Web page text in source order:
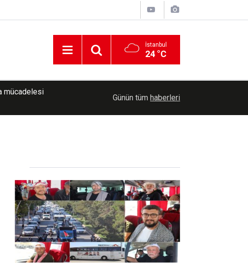
İstanbul
24 °C
Diyarbakır'da motosiklet kazası: 1 ölü
Günün tüm haberleri